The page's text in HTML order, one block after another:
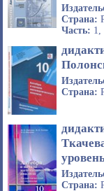
Страна:
Часть: 1,
Страна:
Страна: